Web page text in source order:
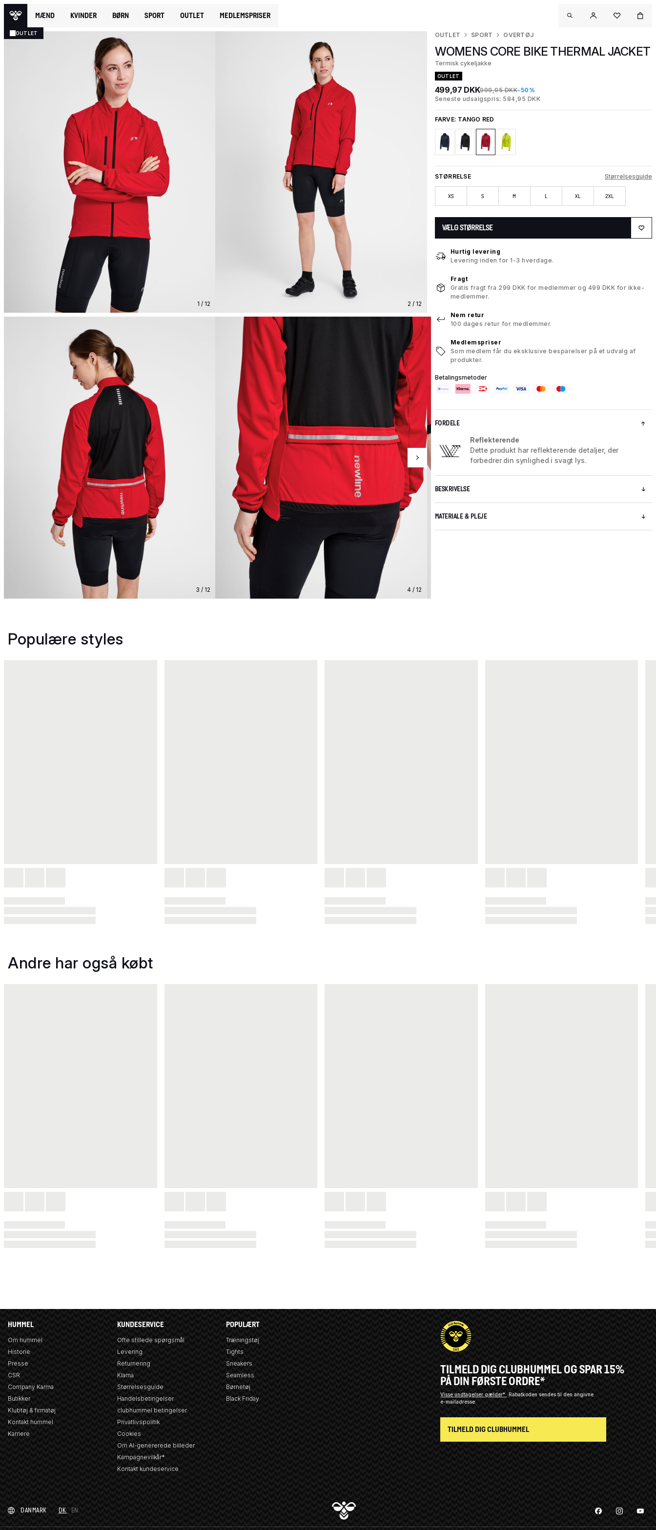
MÆND KVINDER BØRN SPORT OUTLET MEDLEMSPRISER
OUTLET
1 / 12 2 / 12
3 / 12 4 / 12
OUTLET SPORT OVERTØJ
WOMENS CORE BIKE THERMAL JACKET
Termisk cykeljakke
OUTLET
499,97 DKK999,95 DKK-50%
Seneste udsalgspris: 584,95 DKK
FARVE: TANGO RED
STØRRELSE Størrelsesguide
XS S M L XL 2XL
VÆLG STØRRELSE
Hurtig levering
Levering inden for 1-3 hverdage.
Fragt
Gratis fragt fra 299 DKK for medlemmer og 499 DKK for ikke-
medlemmer.
Nem retur
100 dages retur for medlemmer.
Medlemspriser
Som medlem får du eksklusive besparelser på et udvalg af
produkter.
Betalingsmetoder
FORDELE
Reflekterende
Dette produkt har reflekterende detaljer, der
forbedrer din synlighed i svagt lys.
BESKRIVELSE
MATERIALE & PLEJE
Populære styles
Andre har også købt
HUMMEL
Om hummel
Historie
Presse
CSR
Company Karma
Butikker
Klubtøj & firmatøj
Kontakt hummel
Karriere
KUNDESERVICE
Ofte stillede spørgsmål
Levering
Returnering
Klarna
Størrelsesguide
Handelsbetingelser
clubhummel betingelser
Privatlivspolitik
Cookies
Om AI-genererede billeder
Kampagnevilkår*
Kontakt kundeservice
POPULÆRT
Træningstøj
Tights
Sneakers
Seamless
Børnetøj
Black Friday
TILMELD DIG CLUBHUMMEL OG SPAR 15%
PÅ DIN FØRSTE ORDRE*
Visse undtagelser gælder* Rabatkoden sendes til den angivne
e-mailadresse.
TILMELD DIG CLUBHUMMEL
DANMARK DK EN